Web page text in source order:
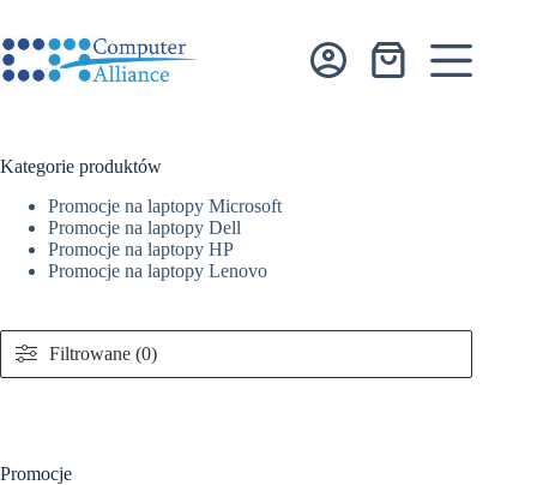
treści
Koszyk
Promocje
Kategorie produktów
Promocje na laptopy Microsoft
Promocje na laptopy Dell
Promocje na laptopy HP
Promocje na laptopy Lenovo
Filtrowane (0)